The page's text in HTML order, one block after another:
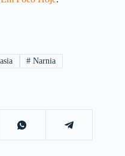
# Narnia